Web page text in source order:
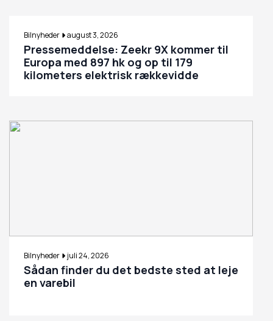
Bilnyheder august 3, 2026
Pressemeddelse: Zeekr 9X kommer til
Europa med 897 hk og op til 179
kilometers elektrisk rækkevidde
Bilnyheder juli 24, 2026
Sådan finder du det bedste sted at leje
en varebil